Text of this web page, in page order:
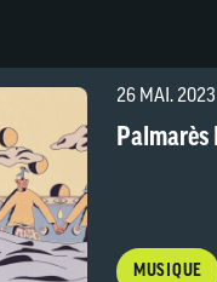
26 MAI. 2023
MUSIQUE